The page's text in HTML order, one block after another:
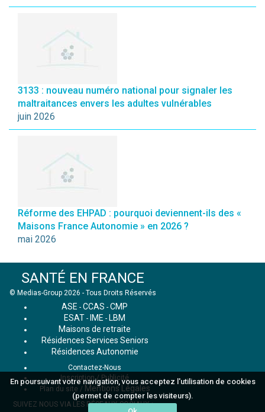
En poursuivant votre navigation, vous acceptez l'utilisation de cookies
(permet de compter les visiteurs).
3133 : nouveau numéro national pour signaler les
maltraitances envers les adultes vulnérables
juin 2026
Réforme des EHPAD : pourquoi deviennent-ils des «
Maisons France Autonomie » en 2026 ?
mai 2026
SANTÉ EN FRANCE
© Medias-Group 2026 - Tous Droits Réservés
ASE - CCAS - CMP
ESAT - IME - LBM
Maisons de retraite
Résidences Services Seniors
Résidences Autonomie
Contactez-Nous
Inscription / Publicité
Plan du site / Mentions Légales
SUIVEZ NOUS VIA LES RÉSEAUX SOCIAUX :